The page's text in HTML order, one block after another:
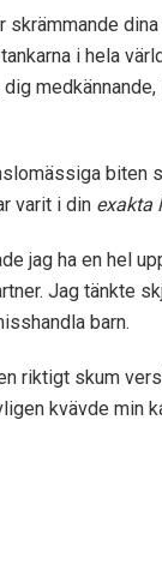
i hela
biten
varit i din exakta
jag ha en hel
Jag tänkte
barn.
riktigt skum
kvävde min